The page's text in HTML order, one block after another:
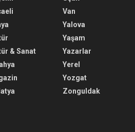
& Sanat
Van
Yalova
Yaşam
Yazarlar
Yerel
Yozgat
Zonguldak